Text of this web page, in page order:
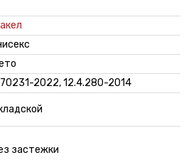
Склад:
Минск-
19 шт.
Минск-
Москва
- +
27 шт.
2022, 12.4.280-2014
застежки